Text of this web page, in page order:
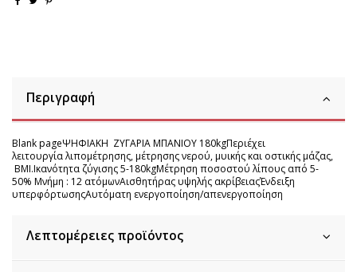
Περιγραφή
Blank pageΨΗΦΙΑΚΗ ΖΥΓΑΡΙΑ ΜΠΑΝΙΟΥ 180kgΠεριέχει
λειτουργία λιπομέτρησης, μέτρησης νερού, μυικής και οστικής μάζας,
BMI.Ικανότητα ζύγισης 5-180kgΜέτρηση ποσοστού λίπους από 5-
50% Μνήμη : 12 ατόμωνΑισθητήρας υψηλής ακρίβειαςΈνδειξη
υπερφόρτωσηςΑυτόματη ενεργοποίηση/απενεργοποίηση
Λεπτομέρειες προϊόντος